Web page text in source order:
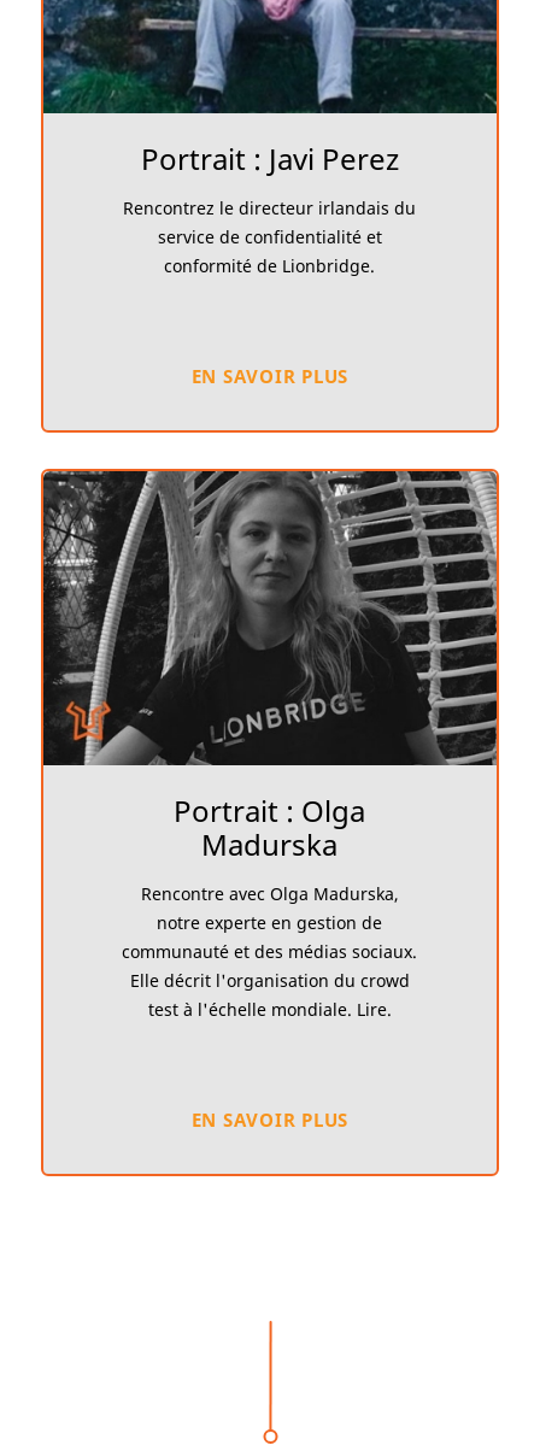
Portrait : Javi Perez
Rencontrez le directeur irlandais du
service de confidentialité et
conformité de Lionbridge.
EN SAVOIR PLUS
Portrait : Olga
Madurska
Rencontre avec Olga Madurska,
notre experte en gestion de
communauté et des médias sociaux.
Elle décrit l'organisation du crowd
test à l'échelle mondiale. Lire.
EN SAVOIR PLUS